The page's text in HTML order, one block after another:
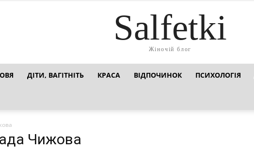
Salfetki
Жіночій блог
ДІТИ, ВАГІТНІТЬ КРАСА ВІДПОЧИНОК ПСИХОЛОГІЯ
Чижова